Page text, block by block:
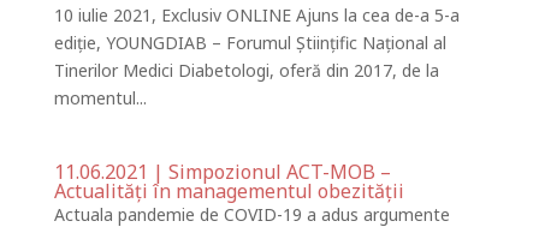
10 iulie 2021, Exclusiv ONLINE Ajuns la cea de-a 5-a
ediție, YOUNGDIAB – Forumul Științific Național al
Tinerilor Medici Diabetologi, oferă din 2017, de la
momentul...
11.06.2021 | Simpozionul ACT-MOB –
Actualități în managementul obezității
Actuala pandemie de COVID-19 a adus argumente